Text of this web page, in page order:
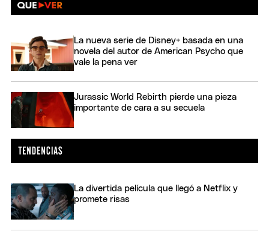
La nueva serie de Disney+ basada en una
novela del autor de American Psycho que
vale la pena ver
Jurassic World Rebirth pierde una pieza
importante de cara a su secuela
La divertida película que llegó a Netflix y
promete risas